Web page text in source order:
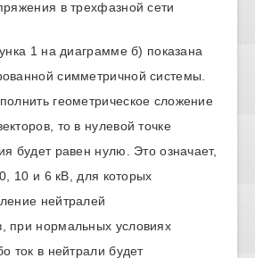
в трехфазной сети
1 на диаграмме б) показана
симметричной системы.
геометрическое сложение
то в нулевой точке
будет равен нулю. Это означает,
10 и 6 кВ, для которых
нейтралей
при нормальных условиях
ток в нейтрали будет